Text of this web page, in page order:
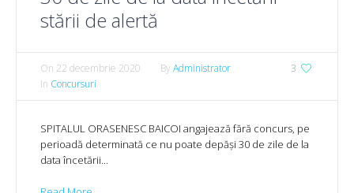
stării de alertă
3
On 22 decembrie 2020 By Administrator
In Concursuri
SPITALUL ORASENESC BAICOI angajează fără concurs, pe
perioadă determinată ce nu poate depăşi 30 de zile de la
data încetării...